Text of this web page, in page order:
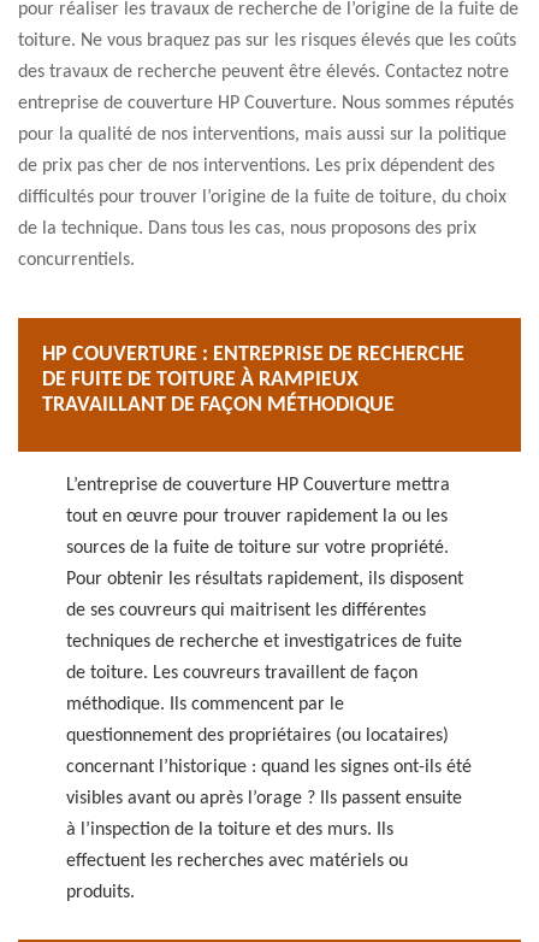
pour réaliser les travaux de recherche de l’origine de la fuite de
toiture. Ne vous braquez pas sur les risques élevés que les coûts
des travaux de recherche peuvent être élevés. Contactez notre
entreprise de couverture HP Couverture. Nous sommes réputés
pour la qualité de nos interventions, mais aussi sur la politique
de prix pas cher de nos interventions. Les prix dépendent des
difficultés pour trouver l’origine de la fuite de toiture, du choix
de la technique. Dans tous les cas, nous proposons des prix
concurrentiels.
HP COUVERTURE : ENTREPRISE DE RECHERCHE
DE FUITE DE TOITURE À RAMPIEUX
TRAVAILLANT DE FAÇON MÉTHODIQUE
L’entreprise de couverture HP Couverture mettra
tout en œuvre pour trouver rapidement la ou les
sources de la fuite de toiture sur votre propriété.
Pour obtenir les résultats rapidement, ils disposent
de ses couvreurs qui maitrisent les différentes
techniques de recherche et investigatrices de fuite
de toiture. Les couvreurs travaillent de façon
méthodique. Ils commencent par le
questionnement des propriétaires (ou locataires)
concernant l’historique : quand les signes ont-ils été
visibles avant ou après l’orage ? Ils passent ensuite
à l’inspection de la toiture et des murs. Ils
effectuent les recherches avec matériels ou
produits.